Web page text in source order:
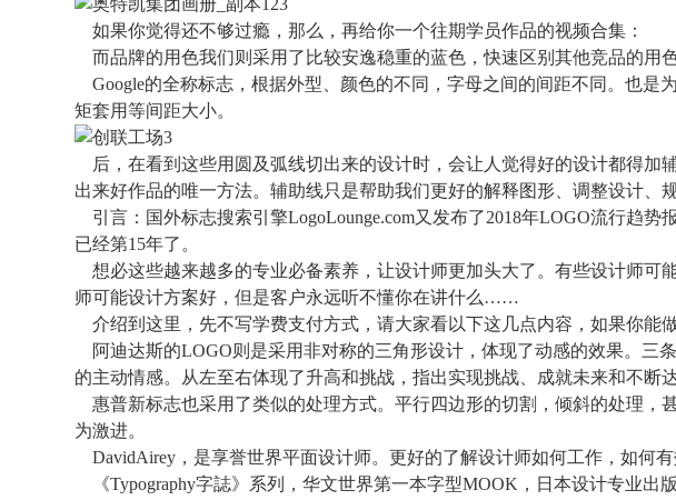
如果你觉得还不够过瘾，那么，再给你一个往期学员作品的视频合集：
而品牌的用色我们则采用了比较安逸稳重的蓝色，快速区别其他竞品的用
Google的全称标志，根据外型、颜色的不同，字母之间的间距不同。也是
矩套用等间距大小。
后，在看到这些用圆及弧线切出来的设计时，会让人觉得好的设计都得加
出来好作品的唯一方法。辅助线只是帮助我们更好的解释图形、调整设计、
引言：国外标志搜索引擎LogoLounge.com又发布了2018年LOGO流行趋势
已经第15年了。
想必这些越来越多的专业必备素养，让设计师更加头大了。有些设计师可
师可能设计方案好，但是客户永远听不懂你在讲什么……
介绍到这里，先不写学费支付方式，请大家看以下这几点内容，如果你能
阿迪达斯的LOGO则是采用非对称的三角形设计，体现了动感的效果。三
的主动情感。从左至右体现了升高和挑战，指出实现挑战、成就未来和不断
惠普新标志也采用了类似的处理方式。平行四边形的切割，倾斜的处理，
为激进。
DavidAirey，是享誉世界平面设计师。更好的了解设计师如何工作，如何有
《Typography字誌》系列，华文世界第一本字型MOOK，日本设计专业出